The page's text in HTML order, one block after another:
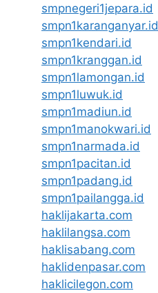
smpnegeri1jepara.id
smpn1karanganyar.id
smpn1kendari.id
smpn1kranggan.id
smpn1lamongan.id
smpn1luwuk.id
smpn1madiun.id
smpn1manokwari.id
smpn1narmada.id
smpn1pacitan.id
smpn1padang.id
smpn1pailangga.id
haklijakarta.com
haklilangsa.com
haklisabang.com
haklidenpasar.com
haklicilegon.com